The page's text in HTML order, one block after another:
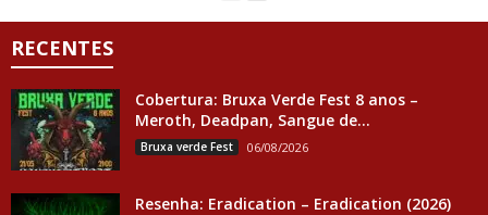
RECENTES
Cobertura: Bruxa Verde Fest 8 anos –
Meroth, Deadpan, Sangue de...
Bruxa verde Fest 06/08/2026
Resenha: Eradication – Eradication (2026)